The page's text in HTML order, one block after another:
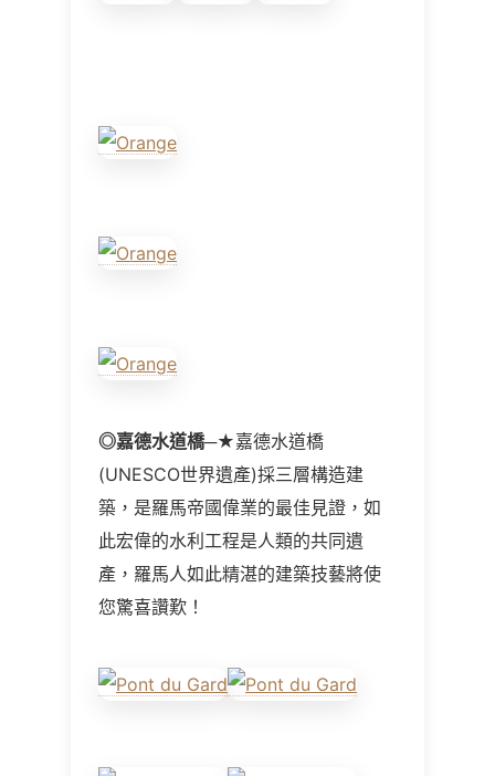
◎嘉德水道橋─★嘉德水道橋
(UNESCO世界遺產)採三層構造建
築，是羅馬帝國偉業的最佳見證，如
此宏偉的水利工程是人類的共同遺
產，羅馬人如此精湛的建築技藝將使
您驚喜讚歎！